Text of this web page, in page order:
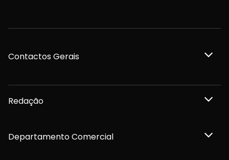
Contactos Gerais
Redação
Departamento Comercial